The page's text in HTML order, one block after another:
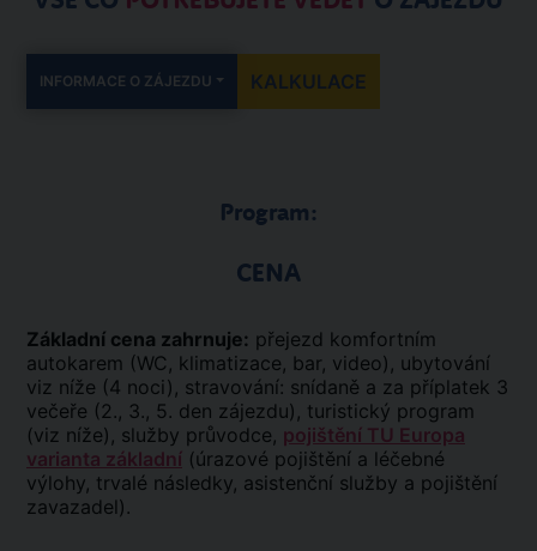
INFORMACE O ZÁJEZDU KALKULACE
Program:
CENA
Základní cena zahrnuje: přejezd komfortním
autokarem (WC, klimatizace, bar, video), ubytování
viz níže (4 noci), stravování: snídaně a za příplatek 3
večeře (2., 3., 5. den zájezdu), turistický program
(viz níže), služby průvodce, pojištění TU Europa
varianta základní (úrazové pojištění a léčebné
výlohy, trvalé následky, asistenční služby a pojištění
zavazadel).